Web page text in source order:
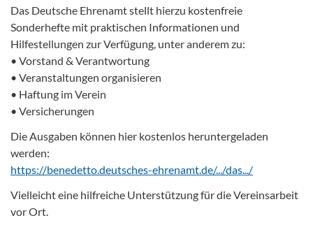
Das Deutsche Ehrenamt stellt hierzu kostenfreie
Sonderhefte mit praktischen Informationen und
Hilfestellungen zur Verfügung, unter anderem zu:
• Vorstand & Verantwortung
• Veranstaltungen organisieren
• Haftung im Verein
• Versicherungen
Die Ausgaben können hier kostenlos heruntergeladen
werden:
https://benedetto.deutsches-ehrenamt.de/.../das.../
Vielleicht eine hilfreiche Unterstützung für die Vereinsarbeit
vor Ort.